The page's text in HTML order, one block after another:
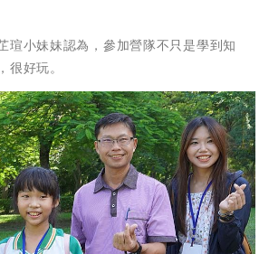
瑄小妹妹認為，參加營隊不只是學到知
好玩。